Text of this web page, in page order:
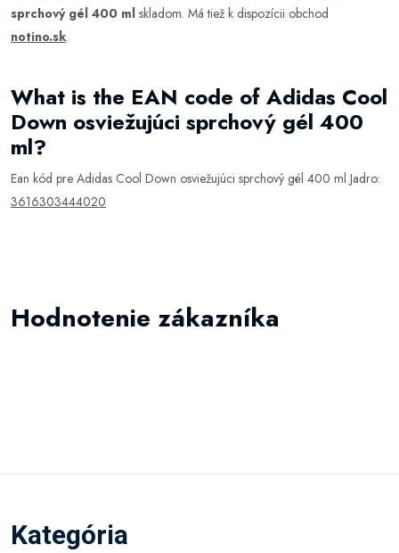
sprchový gél 400 ml skladom. Má tiež k dispozícii obchod
notino.sk.
What is the EAN code of Adidas Cool
Down osviežujúci sprchový gél 400
ml?
Ean kód pre Adidas Cool Down osviežujúci sprchový gél 400 ml Jadro:
3616303444020
Hodnotenie zákazníka
Kategória